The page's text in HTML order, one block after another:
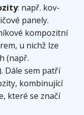
: např. kov-
panely.
kompozitní
u nichž lze
(např.
Dále sem patří
kombinující
které se značí